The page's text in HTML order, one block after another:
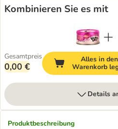
Kombinieren Sie es mit
Gesamtpreis
0,00 €
Alles in den
Warenkorb
Details
Produktbeschreibung